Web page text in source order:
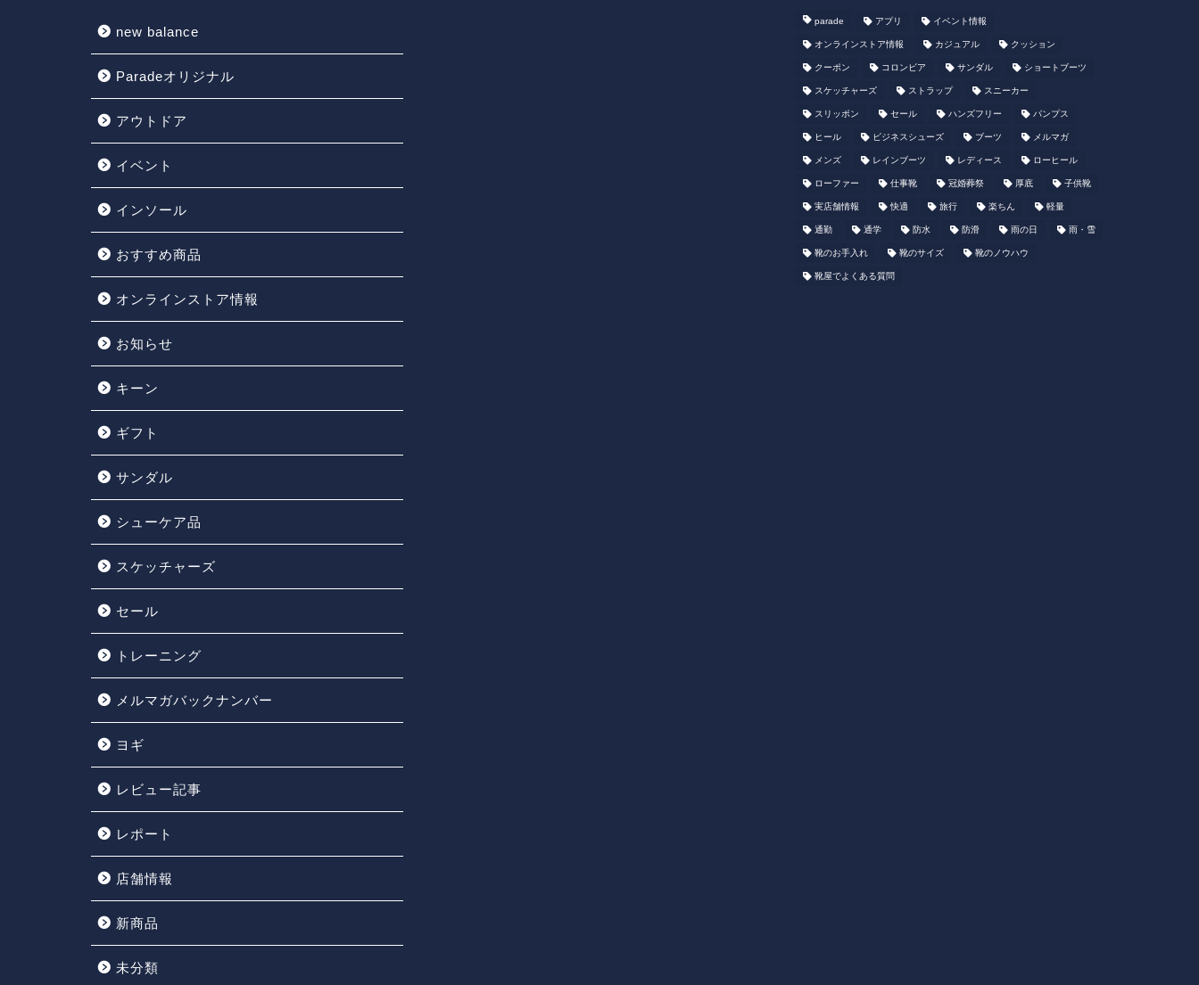
new balance
Paradeオリジナル
アウトドア
イベント
インソール
おすすめ商品
オンラインストア情報
お知らせ
キーン
ギフト
サンダル
シューケア品
スケッチャーズ
セール
トレーニング
メルマガバックナンバー
ヨギ
レビュー記事
レポート
店舗情報
新商品
未分類
parade アプリ イベント情報
オンラインストア情報 カジュアル クッション
クーポン コロンビア サンダル ショートブーツ
スケッチャーズ ストラップ スニーカー
スリッポン セール ハンズフリー パンプス
ヒール ビジネスシューズ ブーツ メルマガ
メンズ レインブーツ レディース ローヒール
ローファー 仕事靴 冠婚葬祭 厚底 子供靴
実店舗情報 快適 旅行 楽ちん 軽量
通勤 通学 防水 防滑 雨の日 雨・雪
靴のお手入れ 靴のサイズ 靴のノウハウ
靴屋でよくある質問